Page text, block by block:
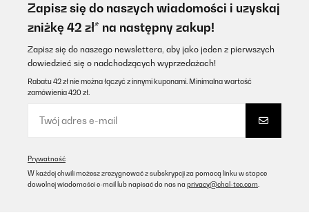
Zapisz się do naszych wiadomości i uzyskaj
zniżkę 42 zł* na następny zakup!
Zapisz się do naszego newslettera, aby jako jeden z pierwszych
dowiedzieć się o nadchodzących wyprzedażach!
Rabatu 42 zł nie można łączyć z innymi kuponami. Minimalna wartość
zamówienia 420 zł.
Prywatność
W każdej chwili możesz zrezygnować z subskrypcji za pomocą linku w stopce
dowolnej wiadomości e-mail lub napisać do nas na privacy@chal-tec.com